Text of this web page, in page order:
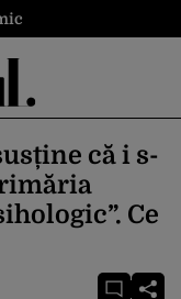
că i s-
Ce